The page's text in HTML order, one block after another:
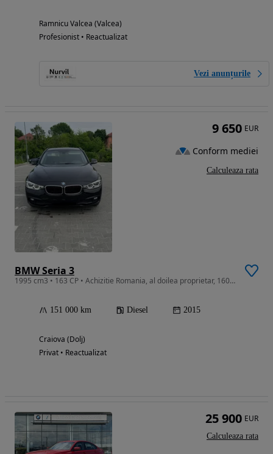
Ramnicu Valcea (Valcea)
Profesionist • Reactualizat
Vezi anunțurile
BMW Seria 3
1995 cm3 • 163 CP • Achizitie Romania, al doilea proprietar, 160cp din aoft i. 2024
151 000 km Diesel 2015
Craiova (Dolj)
Privat • Reactualizat
9 650 EUR
Conform mediei
Calculeaza rata
25 900 EUR
Calculeaza rata